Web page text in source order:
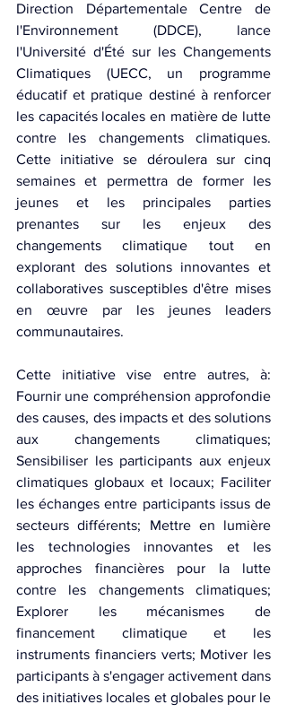
Direction Départementale Centre de
l'Environnement (DDCE), lance
l'Université d'Été sur les Changements
Climatiques (UECC, un programme
éducatif et pratique destiné à renforcer
les capacités locales en matière de lutte
contre les changements climatiques.
Cette initiative se déroulera sur cinq
semaines et permettra de former les
jeunes et les principales parties
prenantes sur les enjeux des
changements climatique tout en
explorant des solutions innovantes et
collaboratives susceptibles d'être mises
en œuvre par les jeunes leaders
communautaires.
Cette initiative vise entre autres, à:
Fournir une compréhension approfondie
des causes, des impacts et des solutions
aux changements climatiques;
Sensibiliser les participants aux enjeux
climatiques globaux et locaux; Faciliter
les échanges entre participants issus de
secteurs différents; Mettre en lumière
les technologies innovantes et les
approches financières pour la lutte
contre les changements climatiques;
Explorer les mécanismes de
financement climatique et les
instruments financiers verts; Motiver les
participants à s'engager activement dans
des initiatives locales et globales pour le